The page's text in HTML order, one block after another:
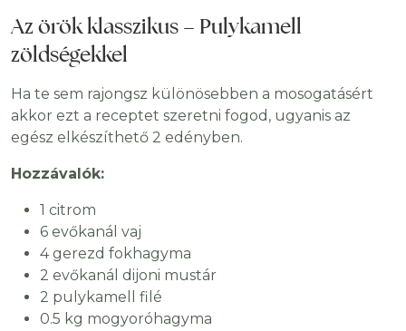
Az örök klasszikus – Pulykamell
zöldségekkel
Ha te sem rajongsz különösebben a mosogatásért
akkor ezt a receptet szeretni fogod, ugyanis az
egész elkészíthető 2 edényben.
Hozzávalók:
1 citrom
6 evőkanál vaj
4 gerezd fokhagyma
2 evőkanál dijoni mustár
2 pulykamell filé
0.5 kg mogyoróhagyma